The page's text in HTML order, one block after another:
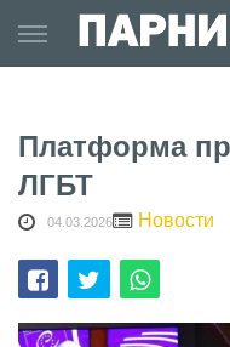
to
content
Платформа
ЛГБТ
04.03.2026 Новости